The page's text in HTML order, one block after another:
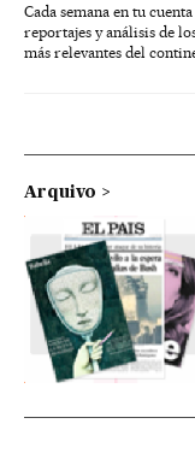
Cada semana en tu
reportajes y análisis de
más relevantes del
Arquivo